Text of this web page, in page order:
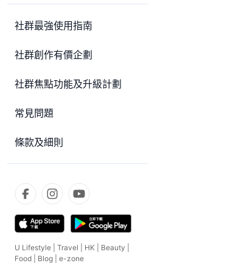
社群最強使用指南
社群創作有價企劃
社群焦點功能及升級計劃
常見問題
條款及細則
U Lifestyle Travel HK Beauty
Food
Blog e-zone